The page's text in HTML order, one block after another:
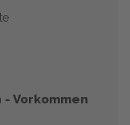
Vorkommen